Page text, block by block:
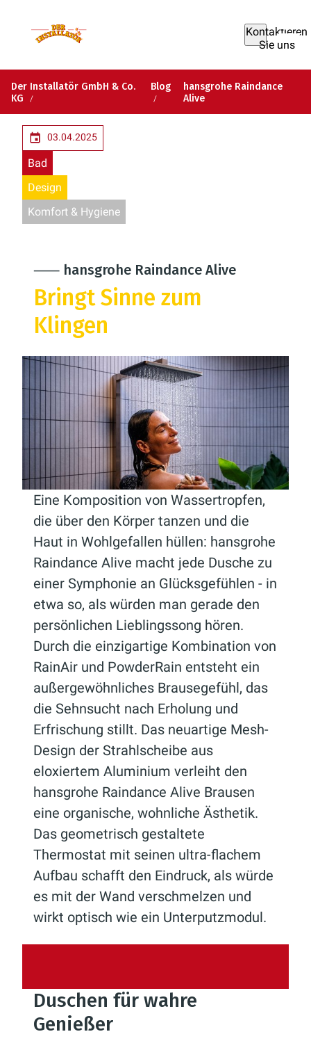
Kontaktieren
Sie uns
Der Installatör GmbH & Co.
KG
Blog
hansgrohe Raindance
Alive
03.04.2025
Bad
Design
Komfort & Hygiene
⸺ hansgrohe Raindance Alive
Bringt Sinne zum
Klingen
Eine Komposition von Wassertropfen,
die über den Körper tanzen und die
Haut in Wohlgefallen hüllen: hansgrohe
Raindance Alive macht jede Dusche zu
einer Symphonie an Glücksgefühlen - in
etwa so, als würden man gerade den
persönlichen Lieblingssong hören.
Durch die einzigartige Kombination von
RainAir und PowderRain entsteht ein
außergewöhnliches Brausegefühl, das
die Sehnsucht nach Erholung und
Erfrischung stillt. Das neuartige Mesh-
Design der Strahlscheibe aus
eloxiertem Aluminium verleiht den
hansgrohe Raindance Alive Brausen
eine organische, wohnliche Ästhetik.
Das geometrisch gestaltete
Thermostat mit seinen ultra-flachem
Aufbau schafft den Eindruck, als würde
es mit der Wand verschmelzen und
wirkt optisch wie ein Unterputzmodul.
Duschen für wahre
Genießer